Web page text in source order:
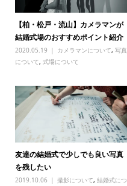
【柏・松戸・流山】カメラマンが
結婚式場のおすすめポイント紹介
2020.05.19 カメラマンについて, 写真
について, 式場について
友達の結婚式で少しでも良い写真
を残したい
2019.10.06 撮影について, 結婚式につ